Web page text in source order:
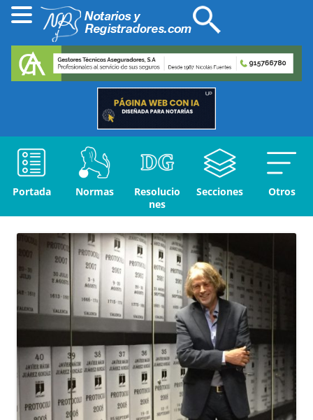
Portada Normas
Resolucio
nes
Secciones Otros